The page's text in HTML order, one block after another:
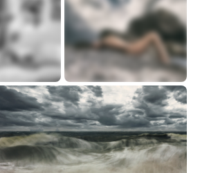
Между небом и землей...
19.43